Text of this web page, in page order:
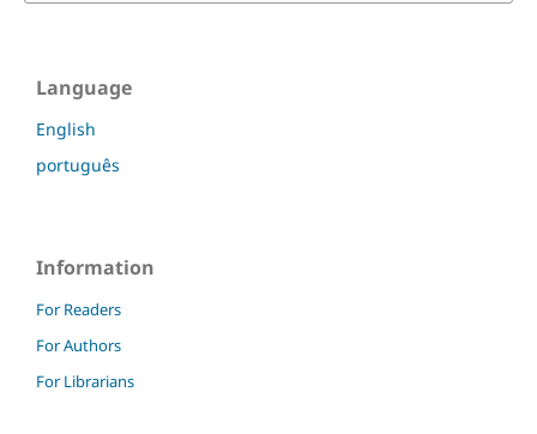
Language
English
português
Information
For Readers
For Authors
For Librarians